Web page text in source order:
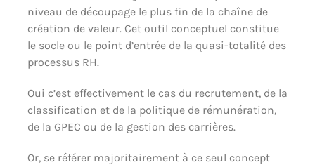
niveau de découpage le plus fin de la chaîne de
création de valeur. Cet outil conceptuel constitue
le socle ou le point d’entrée de la quasi-totalité des
processus RH.
Oui c’est effectivement le cas du recrutement, de la
classification et de la politique de rémunération,
de la GPEC ou de la gestion des carrières.
Or, se référer majoritairement à ce seul concept